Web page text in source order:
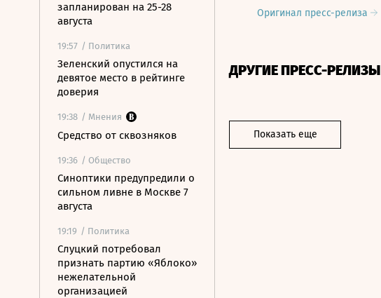
запланирован на 25-28
августа
19:57 / Политика
Зеленский опустился на
девятое место в рейтинге
доверия
19:38 / Мнения
Средство от сквозняков
19:36 / Общество
Синоптики предупредили о
сильном ливне в Москве 7
августа
19:19 / Политика
Слуцкий потребовал
признать партию «Яблоко»
нежелательной
организацией
Оригинал пресс-релиза
ДРУГИЕ ПРЕСС-РЕЛИЗЫ
Показать еще